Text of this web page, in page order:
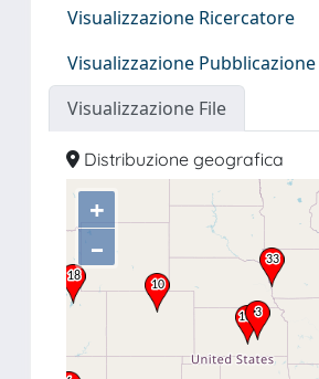
Visualizzazione Ricercatore
Visualizzazione Pubblicazione
Visualizzazione File
Distribuzione geografica
+
–